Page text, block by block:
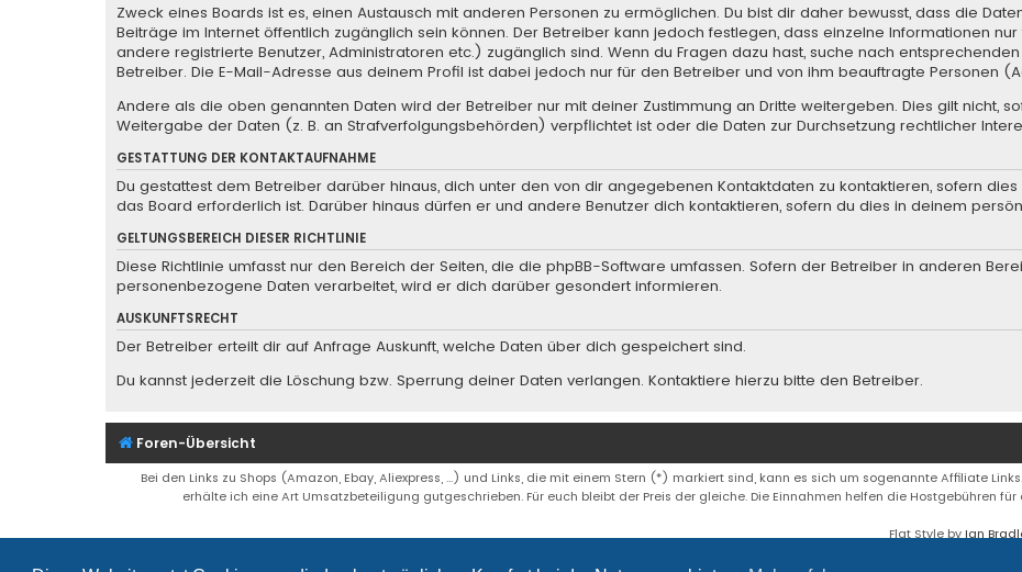
Zweck eines Boards ist es, einen Austausch mit anderen Personen zu ermöglichen. Du bist dir daher bewusst, dass die
Beiträge im Internet öffentlich zugänglich sein können. Der Betreiber kann jedoch festlegen, dass einzelne Informationen
andere registrierte Benutzer, Administratoren etc.) zugänglich sind. Wenn du Fragen dazu hast, suche nach
Betreiber. Die E-Mail-Adresse aus deinem Profil ist dabei jedoch nur für den Betreiber und von ihm beauftragte Personen
Andere als die oben genannten Daten wird der Betreiber nur mit deiner Zustimmung an Dritte weitergeben. Dies gilt nicht,
Weitergabe der Daten (z. B. an Strafverfolgungsbehörden) verpflichtet ist oder die Daten zur Durchsetzung rechtlicher
GESTATTUNG DER KONTAKTAUFNAHME
Du gestattest dem Betreiber darüber hinaus, dich unter den von dir angegebenen Kontaktdaten zu kontaktieren, sofern
das Board erforderlich ist. Darüber hinaus dürfen er und andere Benutzer dich kontaktieren, sofern du dies in deinem
GELTUNGSBEREICH DIESER RICHTLINIE
Diese Richtlinie umfasst nur den Bereich der Seiten, die die phpBB-Software umfassen. Sofern der Betreiber in anderen
personenbezogene Daten verarbeitet, wird er dich darüber gesondert informieren.
AUSKUNFTSRECHT
Der Betreiber erteilt dir auf Anfrage Auskunft, welche Daten über dich gespeichert sind.
Du kannst jederzeit die Löschung bzw. Sperrung deiner Daten verlangen. Kontaktiere hierzu bitte den Betreiber.
Foren-Übersicht
Bei den Links zu Shops (Amazon, Ebay, Aliexpress, ...) und Links, die mit einem Stern (*) markiert sind, kann es sich um sogenannte Affiliate
erhälte ich eine Art Umsatzbeteiligung gutgeschrieben. Für euch bleibt der Preis der gleiche. Die Einnahmen helfen die Hostgebühren
Flat Style byIan